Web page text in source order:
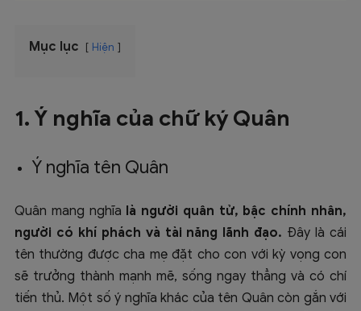
Mục lục Hiện
1. Ý nghĩa của chữ ký Quân
Ý nghĩa tên Quân
Quân mang nghĩa là người quân tử, bậc chính nhân,
người có khí phách và tài năng lãnh đạo. Đây là cái
tên thường được cha mẹ đặt cho con với kỳ vọng con
sẽ trưởng thành mạnh mẽ, sống ngay thẳng và có chí
tiến thủ. Một số ý nghĩa khác của tên Quân còn gắn với